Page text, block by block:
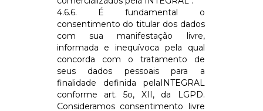
4.6.6. É fundamental o
consentimento do titular dos dados
com sua manifestação livre,
informada e inequívoca pela qual
concorda com o tratamento de
seus dados pessoais para a
finalidade definida pelaINTEGRAL
conforme art. 5o, XII, da LGPD.
Consideramos consentimento livre